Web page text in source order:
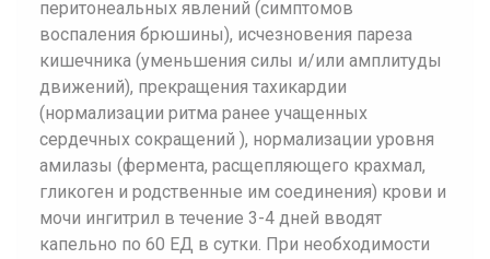
перитонеальных явлений (симптомов
воспаления брюшины), исчезновения пареза
кишечника (уменьшения силы и/или амплитуды
движений), прекращения тахикардии
(нормализации ритма ранее учащенных
сердечных сокращений ), нормализации уровня
амилазы (фермента, расщепляющего крахмал,
гликоген и родственные им соединения) крови и
мочи ингитрил в течение 3-4 дней вводят
капельно по 60 ЕД в сутки. При необходимости